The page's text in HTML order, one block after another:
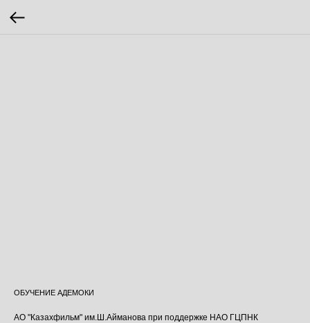
ОБУЧЕНИЕ АДЕМОКИ
АО "Казахфильм" им.Ш.Айманова при поддержке НАО ГЦПНК